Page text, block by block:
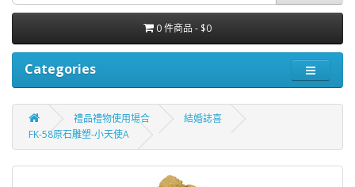
0 件商品 - $0
Categories
禮品禮物使用場合
結婚誌喜
FK-58原石雕塑-小天使A